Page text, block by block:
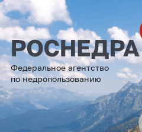
Федеральное агентство
по недропользованию